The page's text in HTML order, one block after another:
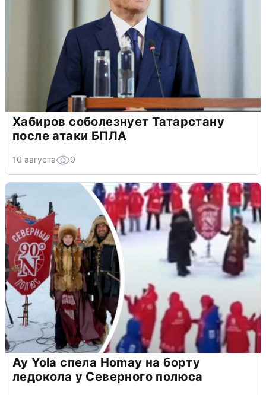
Хабиров соболезнует Татарстану
после атаки БПЛА
10 августа 0
Ay Yola спела Homay на борту
ледокола у Северного полюса